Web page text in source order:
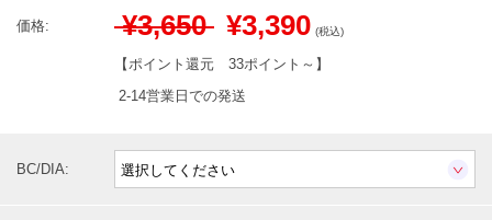
価格: ¥3,650 ¥3,390 (税込)
【ポイント還元 33ポイント～ 】
2-14営業日での発送
BC/DIA: